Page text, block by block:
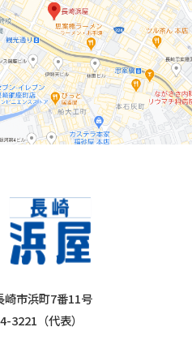
崎市浜町7番11号
3221（代表）